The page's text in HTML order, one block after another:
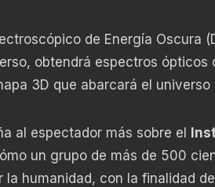
de Energía Oscura
obtendrá espectros
3D que abarcará el
al espectador más sobre el
un grupo de más de 500
la humanidad, con la finalidad